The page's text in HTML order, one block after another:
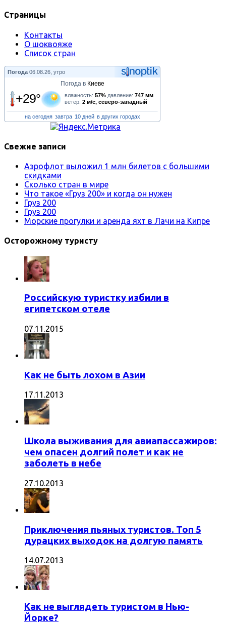
Страницы
Контакты
О шоквояже
Список стран
Погода 06.08.26, утро
Погода в Киеве
+29° влажность: 57% давление: 747 мм
ветер: 2 м/с, северо-западный
на сегодня завтра 10 дней в других городах
Свежие записи
Аэрофлот выложил 1 млн билетов с большими
скидками
Сколько стран в мире
Что такое «Груз 200» и когда он нужен
Груз 200
Груз 200
Морские прогулки и аренда яхт в Лачи на Кипре
Осторожному туристу
Российскую туристку избили в
египетском отеле
07.11.2015
Как не быть лохом в Азии
17.11.2013
Школа выживания для авиапассажиров:
чем опасен долгий полет и как не
заболеть в небе
27.10.2013
Приключения пьяных туристов. Топ 5
дурацких выходок на долгую память
14.07.2013
Как не выглядеть туристом в Нью-
Йорке?